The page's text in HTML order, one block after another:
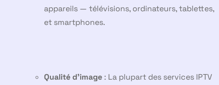
appareils — télévisions, ordinateurs, tablettes,
et smartphones.
Qualité d’image : La plupart des services IPTV